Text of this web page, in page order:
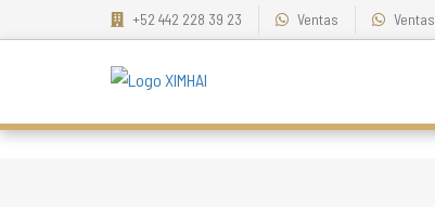
+52 442 228 39 23 Ventas Ventas